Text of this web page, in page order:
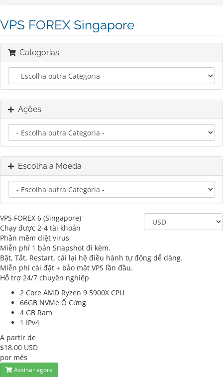
VPS FOREX Singapore
Categorias
Ações
Escolha a Moeda
VPS FOREX 6 (Singapore)
Chạy được 2-4 tài khoản
Phần mềm diệt virus
Miễn phí 1 bản Snapshot đi kèm.
Bật, Tắt, Restart, cài lại hệ điều hành tự động dễ dàng.
Miễn phí cài đặt + bảo mật VPS lần đầu.
Hỗ trợ 24/7 chuyên nghiệp
2 Core AMD Ryzen 9 5900X CPU
66GB NVMe Ổ Cứng
4 GB Ram
1 IPv4
A partir de
$18.00 USD
por mês
Assinar agora